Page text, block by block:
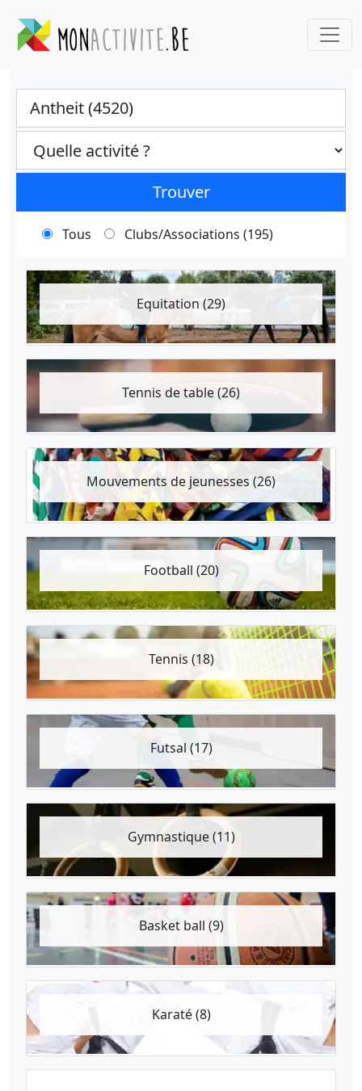
Trouver
Tous Clubs/Associations (195)
Equitation (29)
Tennis de table (26)
Mouvements de jeunesses (26)
Football (20)
Tennis (18)
Futsal (17)
Gymnastique (11)
Basket ball (9)
Karaté (8)